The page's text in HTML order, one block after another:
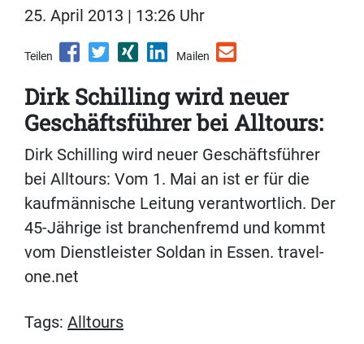
25. April 2013 | 13:26 Uhr
Teilen Mailen
Dirk Schilling wird neuer
Geschäftsführer bei Alltours:
Dirk Schilling wird neuer Geschäftsführer
bei Alltours: Vom 1. Mai an ist er für die
kaufmännische Leitung verantwortlich. Der
45-Jährige ist branchenfremd und kommt
vom Dienstleister Soldan in Essen. travel-
one.net
Tags: Alltours